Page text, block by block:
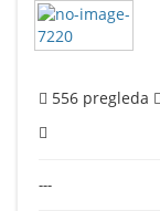
556 pregleda
---